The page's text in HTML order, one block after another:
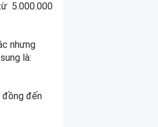
5.000.000
nhưng
là:
đồng đến